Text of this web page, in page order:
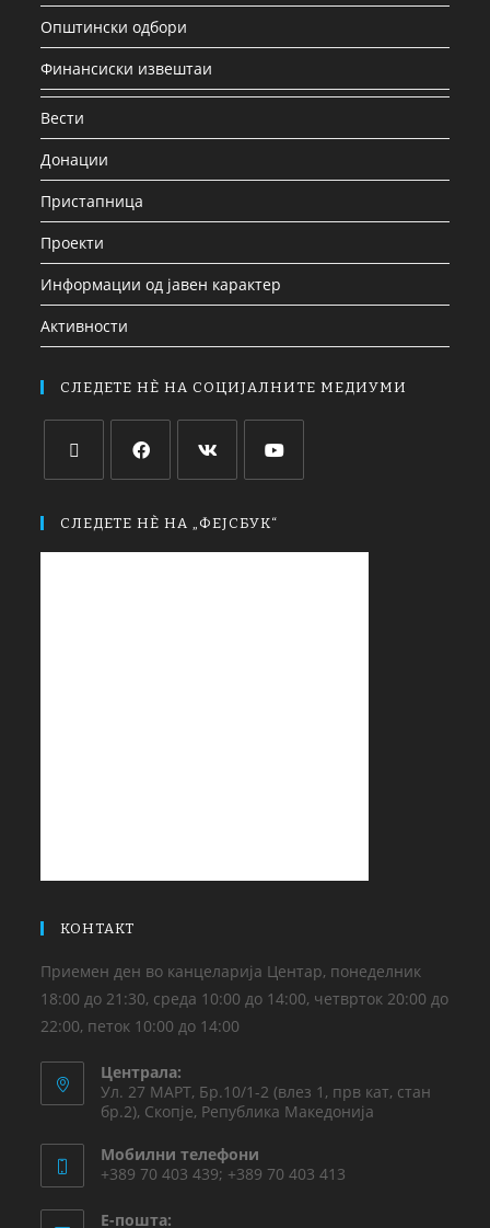
Општински одбори
Финансиски извештаи
Вести
Донации
Пристапница
Проекти
Информации од јавен карактер
Активности
СЛЕДЕТЕ НЀ НА СОЦИЈАЛНИТЕ МЕДИУМИ
СЛЕДЕТЕ НЀ НА „ФЕЈСБУК“
КОНТАКТ
Приемен ден во канцеларија Центар, понеделник
18:00 до 21:30, среда 10:00 до 14:00, четврток 20:00 до
22:00, петок 10:00 до 14:00
Централа:
Ул. 27 МАРТ, Бр.10/1-2 (влез 1, прв кат, стан
бр.2), Скопје, Република Македонија
Мобилни телефони
+389 70 403 439; +389 70 403 413
Е-пошта: